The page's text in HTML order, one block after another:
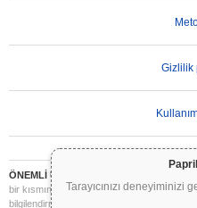
Tarayıcınızı deneyiminizi
Gizlilik
ÖNEMLİ UYARI:
bir kısmını veya tamamını
bilgilendirme amaçlıdır ve finansal veya